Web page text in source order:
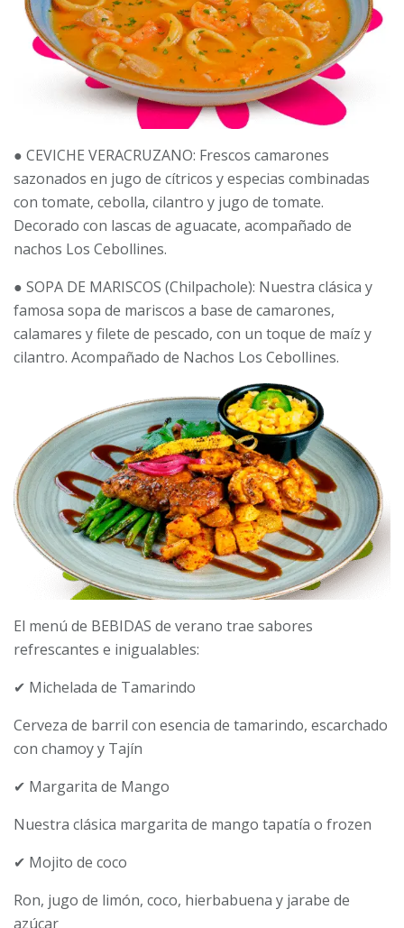
● CEVICHE VERACRUZANO: Frescos camarones
sazonados en jugo de cítricos y especias combinadas
con tomate, cebolla, cilantro y jugo de tomate.
Decorado con lascas de aguacate, acompañado de
nachos Los Cebollines.
● SOPA DE MARISCOS (Chilpachole): Nuestra clásica y
famosa sopa de mariscos a base de camarones,
calamares y filete de pescado, con un toque de maíz y
cilantro. Acompañado de Nachos Los Cebollines.
El menú de BEBIDAS de verano trae sabores
refrescantes e inigualables:
✔ Michelada de Tamarindo
Cerveza de barril con esencia de tamarindo, escarchado
con chamoy y Tajín
✔ Margarita de Mango
Nuestra clásica margarita de mango tapatía o frozen
✔ Mojito de coco
Ron, jugo de limón, coco, hierbabuena y jarabe de
azúcar